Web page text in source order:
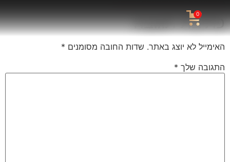
0
כתיבת תגובה
האימייל לא יוצג באתר. שדות החובה מסומנים *
התגובה שלך *